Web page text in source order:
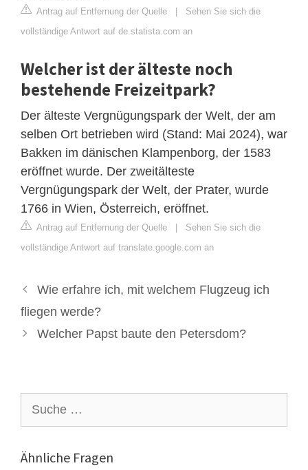
Antrag auf Entfernung der Quelle | Sehen Sie sich die
vollständige Antwort auf de.statista.com an
Welcher ist der älteste noch
bestehende Freizeitpark?
Der älteste Vergnügungspark der Welt, der am
selben Ort betrieben wird (Stand: Mai 2024), war
Bakken im dänischen Klampenborg, der 1583
eröffnet wurde. Der zweitälteste
Vergnügungspark der Welt, der Prater, wurde
1766 in Wien, Österreich, eröffnet.
Antrag auf Entfernung der Quelle | Sehen Sie sich die
vollständige Antwort auf translate.google.com an
Wie erfahre ich, mit welchem ​​Flugzeug ich
fliegen werde?
Welcher Papst baute den Petersdom?
nach:
Ähnliche Fragen